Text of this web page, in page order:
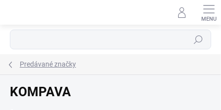
Hľadať
Predávané značky
KOMPAVA